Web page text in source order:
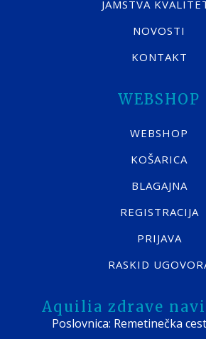
JAMSTVA
NOVOSTI
KONTAKT
WEBSHOP
WEBSHOP
KOŠARICA
BLAGAJNA
REGISTRACIJA
PRIJAVA
RASKID
Aquilia zdrave
Poslovnica: Remetinečka